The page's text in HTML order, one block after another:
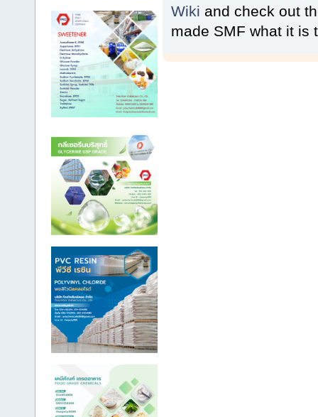
Wiki and check out
made SMF what it is